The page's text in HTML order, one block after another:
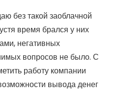
без такой заоблачной
время брался у них
негативных
вопросов не было. С
работу компании
вывода денег